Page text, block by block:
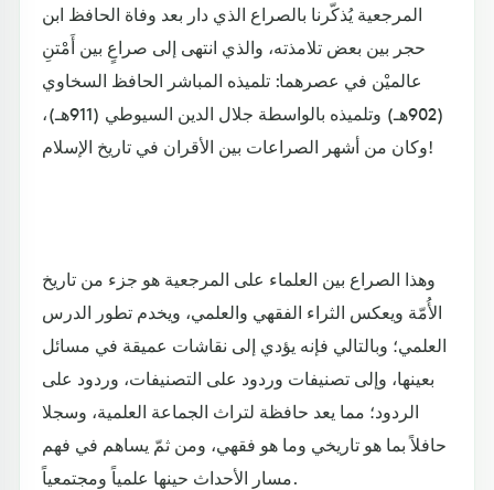
المرجعية يُذكّرنا بالصراع الذي دار بعد وفاة الحافظ ابن
حجر بين بعض تلامذته، والذي انتهى إلى صراعٍ بين أَمْتنِ
عالميْن في عصرهما: تلميذه المباشر الحافظ السخاوي
(902هـ) وتلميذه بالواسطة جلال الدين السيوطي (911هـ)،
وكان من أشهر الصراعات بين الأقران في تاريخ الإسلام!
وهذا الصراع بين العلماء على المرجعية هو جزء من تاريخ
الأُمّة ويعكس الثراء الفقهي والعلمي، ويخدم تطور الدرس
العلمي؛ وبالتالي فإنه يؤدي إلى نقاشات عميقة في مسائل
بعينها، وإلى تصنيفات وردود على التصنيفات، وردود على
الردود؛ مما يعد حافظة لتراث الجماعة العلمية، وسجلا
حافلاً بما هو تاريخي وما هو فقهي، ومن ثمّ يساهم في فهم
مسار الأحداث حينها علمياً ومجتمعياً.